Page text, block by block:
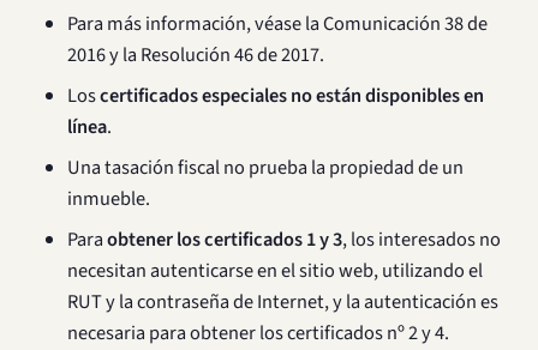
Para más información, véase la Comunicación 38 de
2016 y la Resolución 46 de 2017.
Loscertificados especiales no están disponibles en
línea.
Una tasación fiscal no prueba la propiedad de un
inmueble.
Paraobtener los certificados 1 y 3, los interesados no
necesitan autenticarse en el sitio web, utilizando el
RUT y la contraseña de Internet, y la autenticación es
necesaria para obtener los certificados nº 2 y 4.